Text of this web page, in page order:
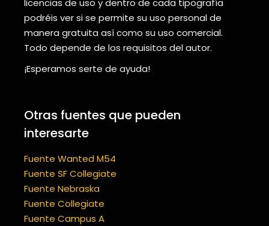
licencias de uso y dentro de cada tipografía
podréis ver si se permite su uso personal de
manera gratuita así como su uso comercial.
Todo depende de los requisitos del autor.
¡Esperamos serte de ayuda!
Otras fuentes que pueden
interesarte
Fuente Wanted M54
Fuente SF Collegiate
Fuente Nebraska
Fuente Collegiate
Fuente Campus A